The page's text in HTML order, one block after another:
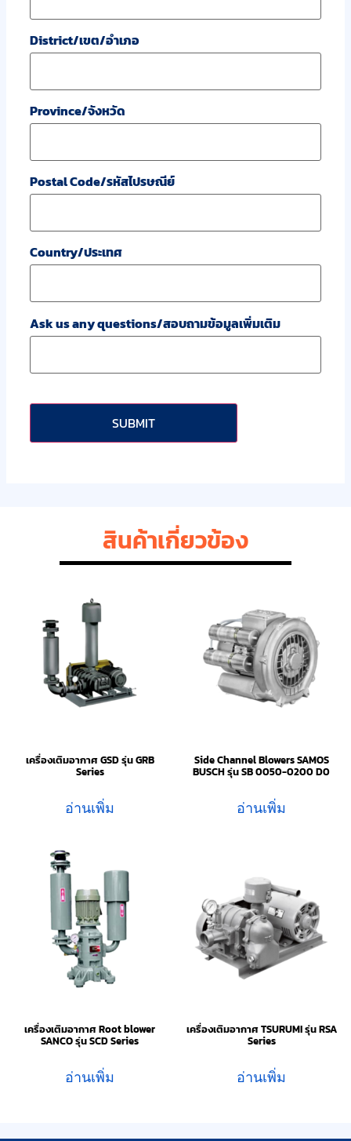
District/เขต/อำเภอ
Province/จังหวัด
Postal Code/รหัสไปรษณีย์
Country/ประเทศ
Ask us any questions/สอบถามข้อมูลเพิ่มเติม
สินค้าเกี่ยวข้อง
เครื่องเติมอากาศ GSD รุ่น GRB
Series
อ่านเพิ่ม
Side Channel Blowers SAMOS
BUSCH รุ่น SB 0050-0200 D0
อ่านเพิ่ม
เครื่องเติมอากาศ Root blower
SANCO รุ่น SCD Series
อ่านเพิ่ม
เครื่องเติมอากาศ TSURUMI รุ่น RSA
Series
อ่านเพิ่ม